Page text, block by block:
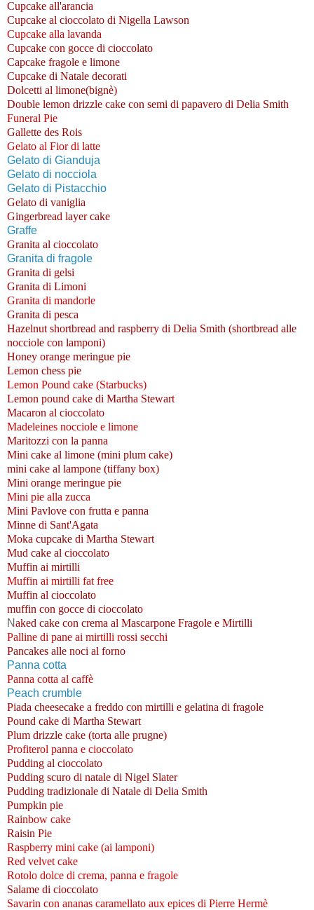
Cupcake all'arancia
Cupcake al cioccolato di Nigella Lawson
Cupcake alla lavanda
Cupcake con gocce di cioccolato
Capcake fragole e limone
Cupcake di Natale decorati
Dolcetti al limone(bignè)
Double lemon drizzle cake con semi di papavero di Delia Smith
Funeral Pie
Gallette des Rois
Gelato al Fior di latte
Gelato di Gianduja
Gelato di nocciola
Gelato di Pistacchio
Gelato di vaniglia
Gingerbread layer cake
Graffe
Granita al cioccolato
Granita di fragole
Granita di gelsi
Granita di Limoni
Granita di mandorle
Granita di pesca
Hazelnut shortbread and raspberry di Delia Smith (shortbread alle
nocciole con lamponi)
Honey orange meringue pie
Lemon chess pie
Lemon Pound cake (Starbucks)
Lemon pound cake di Martha Stewart
Macaron al cioccolato
Madeleines nocciole e limone
Maritozzi con la panna
Mini cake al limone (mini plum cake)
mini cake al lampone (tiffany box)
Mini orange meringue pie
Mini pie alla zucca
Mini Pavlove con frutta e panna
Minne di Sant'Agata
Moka cupcake di Martha Stewart
Mud cake al cioccolato
Muffin ai mirtilli
Muffin ai mirtilli fat free
Muffin al cioccolato
muffin con gocce di cioccolato
Naked cake con crema al Mascarpone Fragole e Mirtilli
Palline di pane ai mirtilli rossi secchi
Pancakes alle noci al forno
Panna cotta
Panna cotta al caffè
Peach crumble
Piada cheesecake a freddo con mirtilli e gelatina di fragole
Pound cake di Martha Stewart
Plum drizzle cake (torta alle prugne)
Profiterol panna e cioccolato
Pudding al cioccolato
Pudding scuro di natale di Nigel Slater
Pudding tradizionale di Natale di Delia Smith
Pumpkin pie
Rainbow cake
Raisin Pie
Raspberry mini cake (ai lamponi)
Red velvet cake
Rotolo dolce di crema, panna e fragole
Salame di cioccolato
Savarin con ananas caramellato aux epices di Pierre Hermè